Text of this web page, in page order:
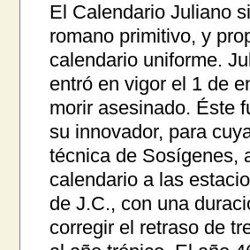
El Calendario Juliano
romano primitivo, y
calendario uniforme.
entró en vigor el 1 de
morir asesinado. Éste
su innovador, para
técnica de Sosígenes,
calendario a las
de J.C., con una
corregir el retraso de